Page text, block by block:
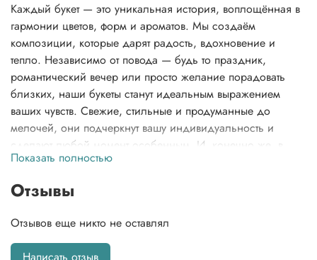
Каждый букет — это уникальная история, воплощённая в
гармонии цветов, форм и ароматов. Мы создаём
композиции, которые дарят радость, вдохновение и
тепло. Независимо от повода — будь то праздник,
романтический вечер или просто желание порадовать
близких, наши букеты станут идеальным выражением
ваших чувств. Свежие, стильные и продуманные до
мелочей, они подчеркнут вашу индивидуальность и
сделают любой момент особенным. И, конечно же, в
вашем заказе вы найдете не только этот неповторимый
особую нотку тепла, инструкцию по заботе о цветах, чтобы
чтобы они долго радовали вас своей красотой.
Показать полностью
Отзывы
Отзывов еще никто не оставлял